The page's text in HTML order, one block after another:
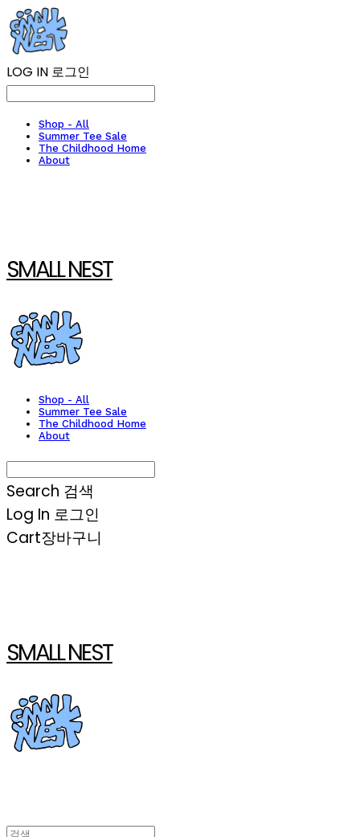
LOG IN 로그인
Shop - All
Summer Tee Sale
The Childhood Home
About
SMALL NEST
Shop - All
Summer Tee Sale
The Childhood Home
About
Search 검색
Log In 로그인
Cart장바구니
SMALL NEST